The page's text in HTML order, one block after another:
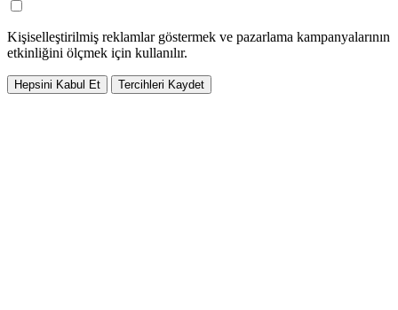
Kişiselleştirilmiş reklamlar göstermek ve pazarlama kampanyalarının
etkinliğini ölçmek için kullanılır.
Hepsini Kabul Et Tercihleri Kaydet